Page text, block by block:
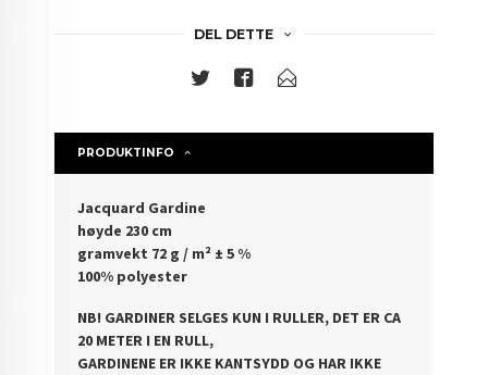
DEL DETTE
PRODUKTINFO
Jacquard Gardine
høyde 230 cm
gramvekt 72 g / m² ± 5 %
100% polyester
NB! GARDINER SELGES KUN I RULLER, DET ER CA
20 METER I EN RULL,
GARDINENE ER IKKE KANTSYDD OG HAR IKKE